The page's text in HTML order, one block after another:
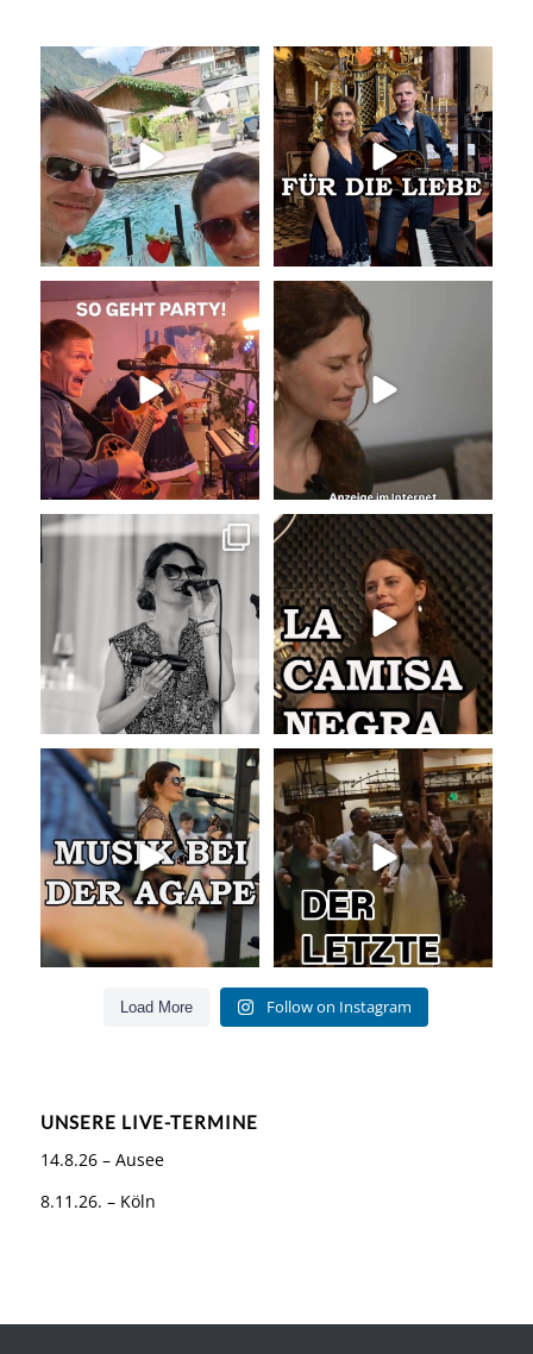
Livemusik, Urlaubsfeeling und
gute Drinks...
18 0
Unser Geheimtipp für die
Trauung
Wir...
33 0
So geht Party!
Was für eine tolle...
38 0
Unser Kennenlernen vor 15
Jahren
Vor 15
35
Sommer, Sonne, Gefühle bei der
Agape!
...
41 0
La Camisa Negra
Wir lieben...
50 0
Musik bei der Agape
Was passiert...
54 4
Abschlusslied der Hochzeit
Was für ein...
53 0
Load More Follow on Instagram
UNSERE LIVE-TERMINE
14.8.26 – Ausee
8.11.26. – Köln